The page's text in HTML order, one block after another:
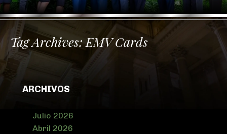
Tag Archives: EMV Cards
ARCHIVOS
Julio 2026
Abril 2026